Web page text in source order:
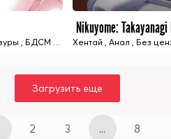
, Секс игрушки,Фэнтези
2 ИЗ 2 СЕРИЙ
, БДСМ / BDSM ,Групповой секс,
Nikuyome:
Хентай , Анал , Без
Загрузить еще
2 3 ... 8